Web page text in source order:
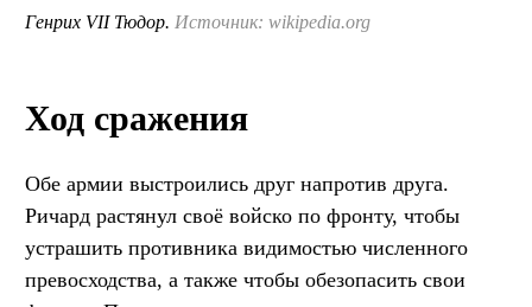
Генрих VII Тюдор. Источник: wikipedia.org
Ход сражения
Обе армии выстроились друг напротив друга.
Ричард растянул своё войско по фронту, чтобы
устрашить противника видимостью численного
превосходства, а также чтобы обезопасить свои